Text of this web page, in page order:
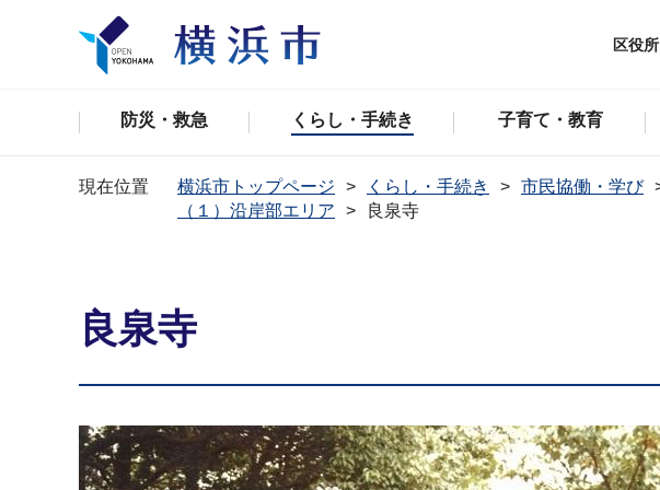
区役所
防災・救急 くらし・手続き 子育て・教育
現在位置 横浜市トップページ くらし・手続き 市民協働・学び
（１）沿岸部エリア
良泉寺
良泉寺